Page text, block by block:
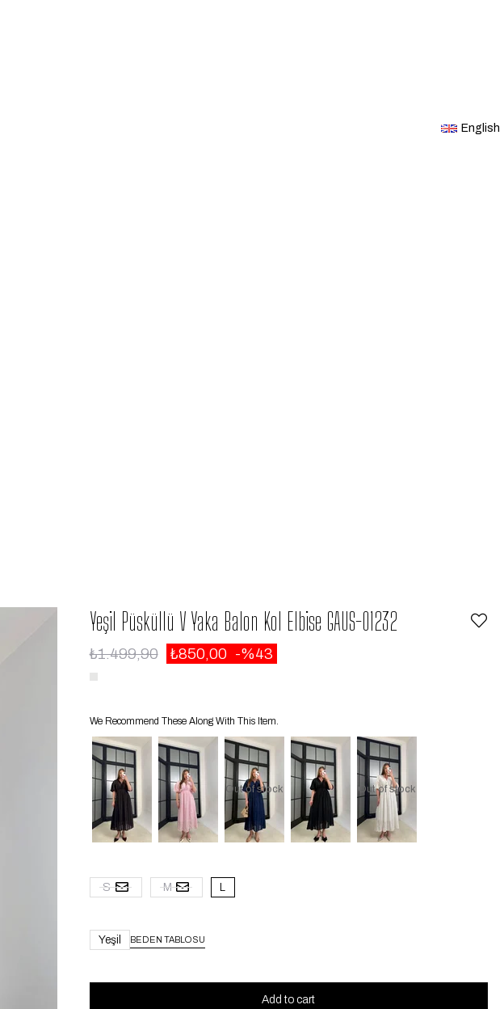
English
Yeşil Püsküllü V Yaka Balon Kol Elbise GAUS-01232
₺1.499,90 ₺850,00 43
We Recommend These Along With This Item.
Out of stock Out of stock
S M
Yeşil BEDEN TABLOSU